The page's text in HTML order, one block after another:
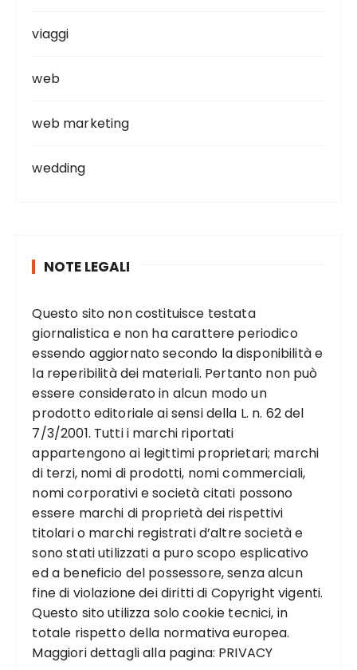
viaggi
web
web marketing
wedding
NOTE LEGALI
Questo sito non costituisce testata
giornalistica e non ha carattere periodico
essendo aggiornato secondo la disponibilità e
la reperibilità dei materiali. Pertanto non può
essere considerato in alcun modo un
prodotto editoriale ai sensi della L. n. 62 del
7/3/2001. Tutti i marchi riportati
appartengono ai legittimi proprietari; marchi
di terzi, nomi di prodotti, nomi commerciali,
nomi corporativi e società citati possono
essere marchi di proprietà dei rispettivi
titolari o marchi registrati d’altre società e
sono stati utilizzati a puro scopo esplicativo
ed a beneficio del possessore, senza alcun
fine di violazione dei diritti di Copyright vigenti.
Questo sito utilizza solo cookie tecnici, in
totale rispetto della normativa europea.
Maggiori dettagli alla pagina: PRIVACY